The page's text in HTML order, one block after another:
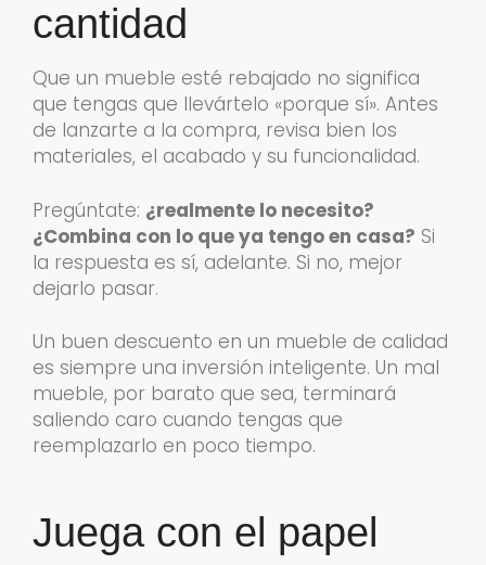
cantidad
Que un mueble esté rebajado no significa
que tengas que llevártelo «porque sí». Antes
de lanzarte a la compra, revisa bien los
materiales, el acabado y su funcionalidad.
Pregúntate: ¿realmente lo necesito?
¿Combina con lo que ya tengo en casa? Si
la respuesta es sí, adelante. Si no, mejor
dejarlo pasar.
Un buen descuento en un mueble de calidad
es siempre una inversión inteligente. Un mal
mueble, por barato que sea, terminará
saliendo caro cuando tengas que
reemplazarlo en poco tiempo.
Juega con el papel